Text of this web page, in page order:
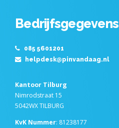
Bedrijfsgegevens
085 5601201
helpdesk@pinvandaag.nl
Kantoor Tilburg
Nimrodstraat 15
5042WX TILBURG
KvK Nummer: 81238177